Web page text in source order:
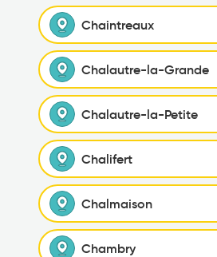
Chaintreaux
Chalautre-la-Grande
Chalautre-la-Petite
Chalifert
Chalmaison
Chambry